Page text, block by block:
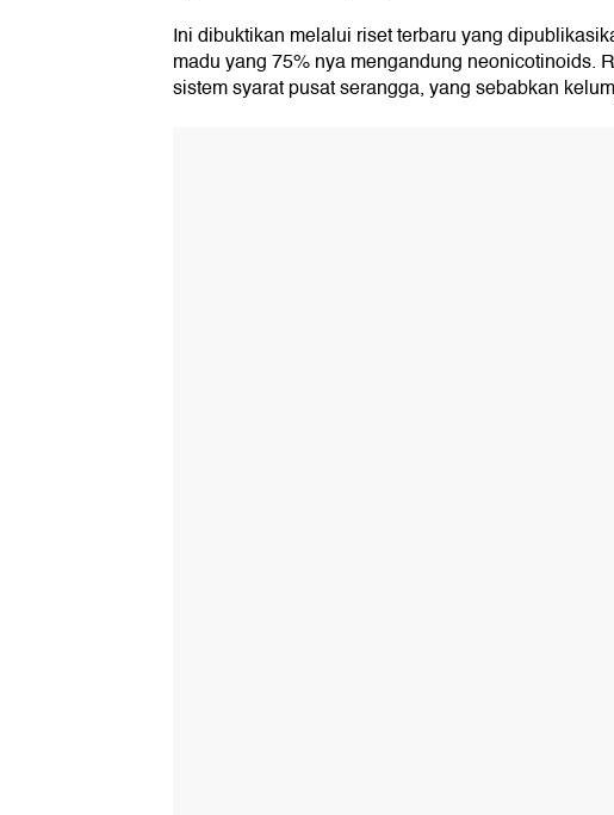
Ini dibuktikan melalui riset terbaru yang
madu yang 75% nya mengandung neonicotinoids.
sistem syarat pusat serangga, yang sebabkan